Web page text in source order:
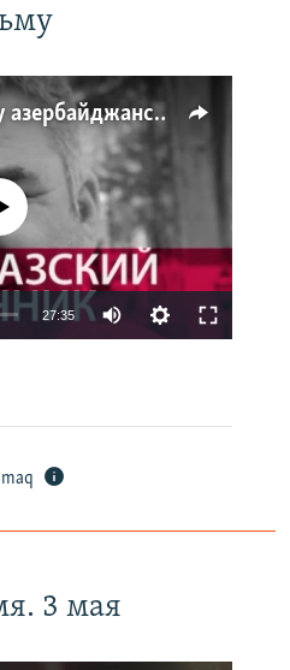
Имидж – все. Почему азербайджанские правозащитники и независимые журналисты попадают в тюрьму
available
27:35
3 мая